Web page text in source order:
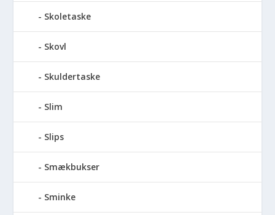
Skoletaske
Skovl
Skuldertaske
Slim
Slips
Smækbukser
Sminke